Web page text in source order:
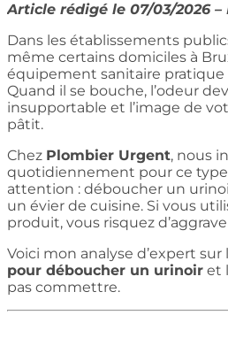
Article rédigé le 07/03/2026
Dans les établissements
même certains domiciles à
équipement sanitaire pratique
Quand il se bouche, l’odeur
insupportable et l’image de
pâtit.
Chez Plombier Urgent, nous
quotidiennement pour ce
attention : déboucher un
un évier de cuisine. Si vous
produit, vous risquez
Voici mon analyse d’expert sur
pour déboucher un urinoir et
pas commettre.